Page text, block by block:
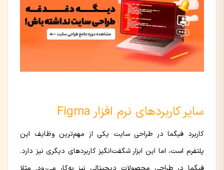
سایر کاربردهای نرم افزار Figma
کاربرد فیگما در طراحی سایت یکی از مهم‌ترین وظایف این
پلتفرم است، اما این ابزار شگفت‌انگیز کاربردهای دیگری نیز دارد.